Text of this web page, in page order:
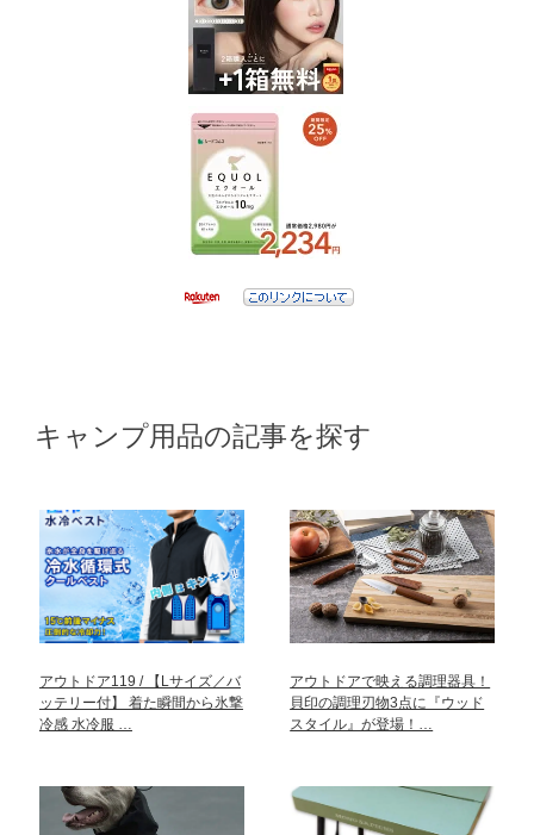
キャンプ用品の記事を探す
アウトドア119 / 【Lサイズ／バ
ッテリー付】 着た瞬間から氷撃
冷感 水冷服 …
アウトドアで映える調理器具！
貝印の調理刃物3点に『ウッド
スタイル』が登場！…